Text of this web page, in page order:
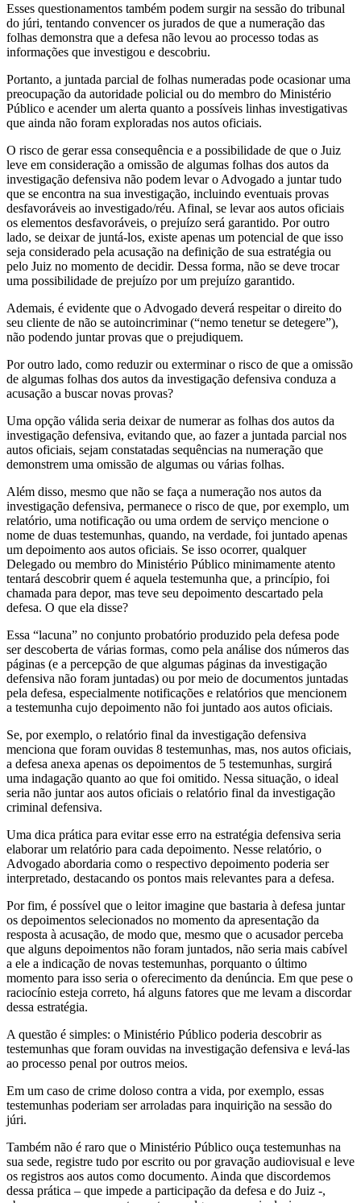
Esses questionamentos também podem surgir na sessão do tribunal
do júri, tentando convencer os jurados de que a numeração das
folhas demonstra que a defesa não levou ao processo todas as
informações que investigou e descobriu.
Portanto, a juntada parcial de folhas numeradas pode ocasionar uma
preocupação da autoridade policial ou do membro do Ministério
Público e acender um alerta quanto a possíveis linhas investigativas
que ainda não foram exploradas nos autos oficiais.
O risco de gerar essa consequência e a possibilidade de que o Juiz
leve em consideração a omissão de algumas folhas dos autos da
investigação defensiva não podem levar o Advogado a juntar tudo
que se encontra na sua investigação, incluindo eventuais provas
desfavoráveis ao investigado/réu. Afinal, se levar aos autos oficiais
os elementos desfavoráveis, o prejuízo será garantido. Por outro
lado, se deixar de juntá-los, existe apenas um potencial de que isso
seja considerado pela acusação na definição de sua estratégia ou
pelo Juiz no momento de decidir. Dessa forma, não se deve trocar
uma possibilidade de prejuízo por um prejuízo garantido.
Ademais, é evidente que o Advogado deverá respeitar o direito do
seu cliente de não se autoincriminar (“nemo tenetur se detegere”),
não podendo juntar provas que o prejudiquem.
Por outro lado, como reduzir ou exterminar o risco de que a omissão
de algumas folhas dos autos da investigação defensiva conduza a
acusação a buscar novas provas?
Uma opção válida seria deixar de numerar as folhas dos autos da
investigação defensiva, evitando que, ao fazer a juntada parcial nos
autos oficiais, sejam constatadas sequências na numeração que
demonstrem uma omissão de algumas ou várias folhas.
Além disso, mesmo que não se faça a numeração nos autos da
investigação defensiva, permanece o risco de que, por exemplo, um
relatório, uma notificação ou uma ordem de serviço mencione o
nome de duas testemunhas, quando, na verdade, foi juntado apenas
um depoimento aos autos oficiais. Se isso ocorrer, qualquer
Delegado ou membro do Ministério Público minimamente atento
tentará descobrir quem é aquela testemunha que, a princípio, foi
chamada para depor, mas teve seu depoimento descartado pela
defesa. O que ela disse?
Essa “lacuna” no conjunto probatório produzido pela defesa pode
ser descoberta de várias formas, como pela análise dos números das
páginas (e a percepção de que algumas páginas da investigação
defensiva não foram juntadas) ou por meio de documentos juntadas
pela defesa, especialmente notificações e relatórios que mencionem
a testemunha cujo depoimento não foi juntado aos autos oficiais.
Se, por exemplo, o relatório final da investigação defensiva
menciona que foram ouvidas 8 testemunhas, mas, nos autos oficiais,
a defesa anexa apenas os depoimentos de 5 testemunhas, surgirá
uma indagação quanto ao que foi omitido. Nessa situação, o ideal
seria não juntar aos autos oficiais o relatório final da investigação
criminal defensiva.
Uma dica prática para evitar esse erro na estratégia defensiva seria
elaborar um relatório para cada depoimento. Nesse relatório, o
Advogado abordaria como o respectivo depoimento poderia ser
interpretado, destacando os pontos mais relevantes para a defesa.
Por fim, é possível que o leitor imagine que bastaria à defesa juntar
os depoimentos selecionados no momento da apresentação da
resposta à acusação, de modo que, mesmo que o acusador perceba
que alguns depoimentos não foram juntados, não seria mais cabível
a ele a indicação de novas testemunhas, porquanto o último
momento para isso seria o oferecimento da denúncia. Em que pese o
raciocínio esteja correto, há alguns fatores que me levam a discordar
dessa estratégia.
A questão é simples: o Ministério Público poderia descobrir as
testemunhas que foram ouvidas na investigação defensiva e levá-las
ao processo penal por outros meios.
Em um caso de crime doloso contra a vida, por exemplo, essas
testemunhas poderiam ser arroladas para inquirição na sessão do
júri.
Também não é raro que o Ministério Público ouça testemunhas na
sua sede, registre tudo por escrito ou por gravação audiovisual e leve
os registros aos autos como documento. Ainda que discordemos
dessa prática – que impede a participação da defesa e do Juiz -,